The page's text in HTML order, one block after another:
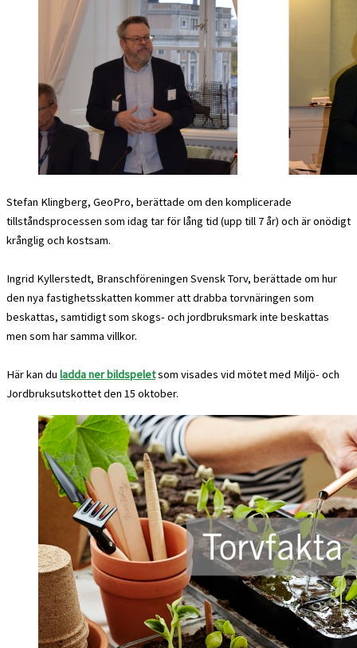
Stefan Klingberg, GeoPro, berättade om den komplicerade
tillståndsprocessen som idag tar för lång tid (upp till 7 år) och är onödigt
krånglig och kostsam.
Ingrid Kyllerstedt, Branschföreningen Svensk Torv, berättade om hur
den nya fastighetsskatten kommer att drabba torvnäringen som
beskattas, samtidigt som skogs- och jordbruksmark inte beskattas
men som har samma villkor.
Här kan du ladda ner bildspeletsom visades vid mötet med Miljö- och
Jordbruksutskottet den 15 oktober.